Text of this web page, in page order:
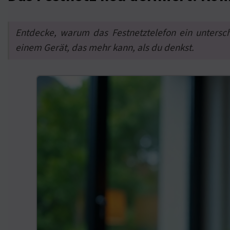
Entdecke, warum das Festnetztelefon ein
einem Gerät, das mehr kann, als du denkst.